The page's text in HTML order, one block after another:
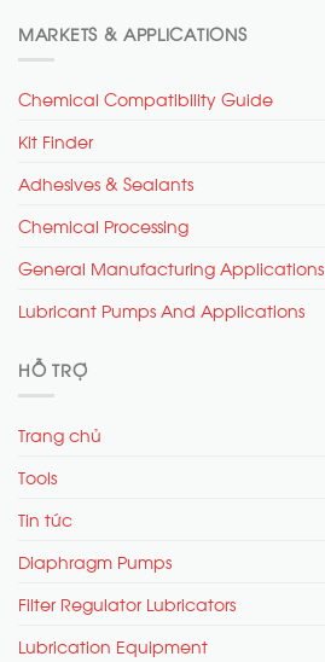
MARKETS & APPLICATIONS
Chemical Compatibility Guide
Kit Finder
Adhesives & Sealants
Chemical Processing
General Manufacturing Applications
Lubricant Pumps And Applications
HỖ TRỢ
Trang chủ
Tools
Tin tức
Diaphragm Pumps
Filter Regulator Lubricators
Lubrication Equipment